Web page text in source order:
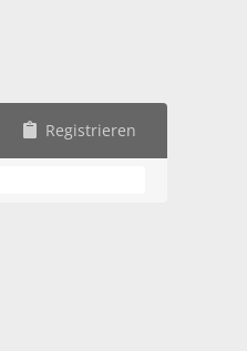
Registrieren